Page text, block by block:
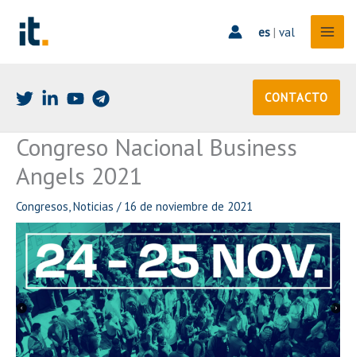
contenido
es| val
CONTACTO
Congreso Nacional Business
Angels 2021
Congresos,Noticias / 16 de noviembre de 2021